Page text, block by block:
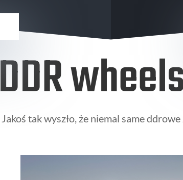
DDR
Jakoś tak wyszło, że niemal same